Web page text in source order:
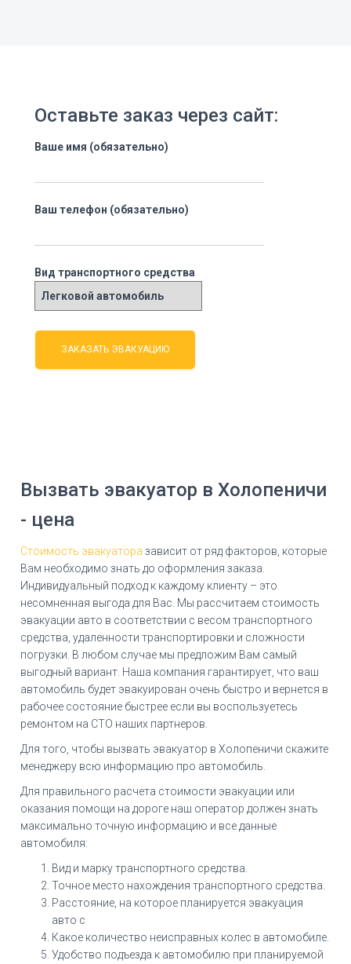
Оставьте заказ через сайт:
Ваше имя (обязательно)
Ваш телефон (обязательно)
Вид транспортного средства
Вызвать эвакуатор в Холопеничи
- цена
Стоимость эвакуатора зависит от ряд факторов, которые
Вам необходимо знать до оформления заказа.
Индивидуальный подход к каждому клиенту – это
несомненная выгода для Вас. Мы рассчитаем стоимость
эвакуации авто в соответствии с весом транспортного
средства, удаленности транспортировки и сложности
погрузки. В любом случае мы предложим Вам самый
выгодный вариант. Наша компания гарантирует, что ваш
автомобиль будет эвакуирован очень быстро и вернется в
рабочее состояние быстрее если вы воспользуетесь
ремонтом на СТО наших партнеров.
Для того, чтобы вызвать эвакуатор в Холопеничи скажите
менеджеру всю информацию про автомобиль.
Для правильного расчета стоимости эвакуации или
оказания помощи на дороге наш оператор должен знать
максимально точную информацию и все данные
автомобиля:
Вид и марку транспортного средства.
Точное место нахождения транспортного средства.
Расстояние, на которое планируется эвакуация
авто с
Какое количество неисправных колес в автомобиле.
Удобство подъезда к автомобилю при планируемой